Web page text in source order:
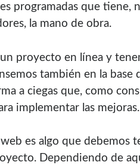
programadas que tiene,
la mano de obra.
proyecto en línea y
también en la base
a ciegas que, como
implementar las mejoras.
es algo que debemos
Dependiendo de